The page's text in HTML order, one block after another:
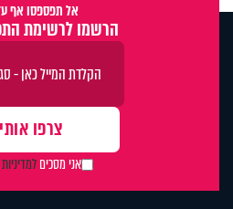
אל תפספסו אף
הרשמו לרשימת
אני מסכים